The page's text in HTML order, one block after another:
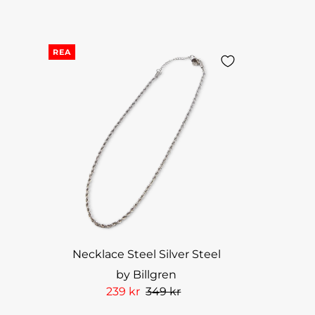
REA
Necklace Steel Silver Steel
by Billgren
239 kr 349 kr